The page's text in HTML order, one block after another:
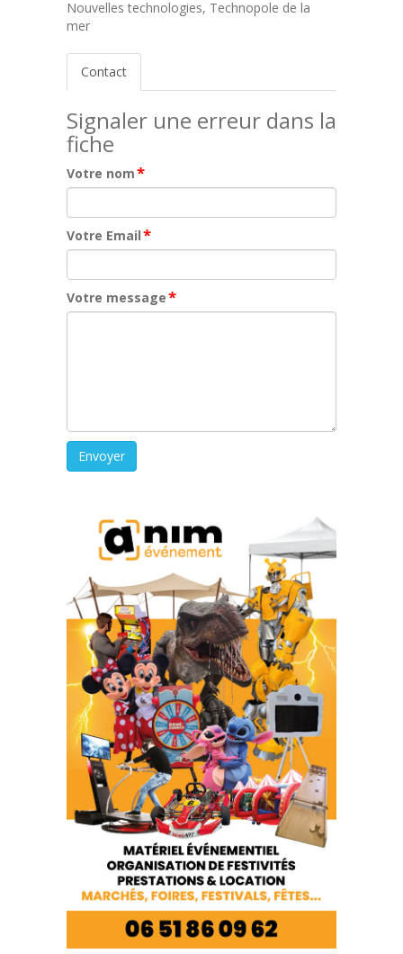
Nouvelles technologies, Technopole de la
mer
Contact
Signaler une erreur dans la
fiche
Votre nom*
Votre Email*
Votre message*